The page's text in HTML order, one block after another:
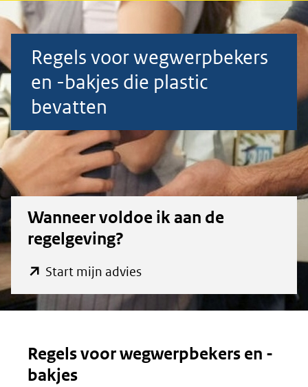
Regels
voor
wegwerpbekers
en
-
bakjes
die
plastic
bevatten
Regels voor wegwerpbekers
en -bakjes die plastic
bevatten
Wanneer voldoe ik aan de
regelgeving?
Start mijn advies(opent
in
nieuw
(verwijst
Regels voor wegwerpbekers en -
bakjes